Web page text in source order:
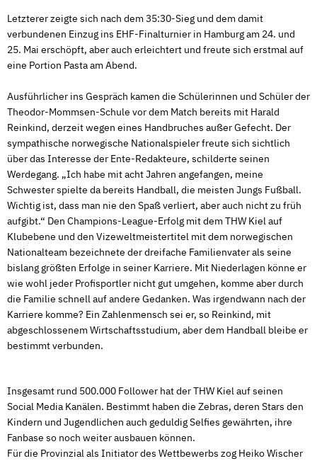
Letzterer zeigte sich nach dem 35:30-Sieg und dem damit
verbundenen Einzug ins EHF-Finalturnier in Hamburg am 24. und
25. Mai erschöpft, aber auch erleichtert und freute sich erstmal auf
eine Portion Pasta am Abend.
Ausführlicher ins Gespräch kamen die Schülerinnen und Schüler der
Theodor-Mommsen-Schule vor dem Match bereits mit Harald
Reinkind, derzeit wegen eines Handbruches außer Gefecht. Der
sympathische norwegische Nationalspieler freute sich sichtlich
über das Interesse der Ente-Redakteure, schilderte seinen
Werdegang. „Ich habe mit acht Jahren angefangen, meine
Schwester spielte da bereits Handball, die meisten Jungs Fußball.
Wichtig ist, dass man nie den Spaß verliert, aber auch nicht zu früh
aufgibt.“ Den Champions-League-Erfolg mit dem THW Kiel auf
Klubebene und den Vizeweltmeistertitel mit dem norwegischen
Nationalteam bezeichnete der dreifache Familienvater als seine
bislang größten Erfolge in seiner Karriere. Mit Niederlagen könne er
wie wohl jeder Profisportler nicht gut umgehen, komme aber durch
die Familie schnell auf andere Gedanken. Was irgendwann nach der
Karriere komme? Ein Zahlenmensch sei er, so Reinkind, mit
abgeschlossenem Wirtschaftsstudium, aber dem Handball bleibe er
bestimmt verbunden.
Insgesamt rund 500.000 Follower hat der THW Kiel auf seinen
Social Media Kanälen. Bestimmt haben die Zebras, deren Stars den
Kindern und Jugendlichen auch geduldig Selfies gewährten, ihre
Fanbase so noch weiter ausbauen können.
Für die Provinzial als Initiator des Wettbewerbs zog Heiko Wischer